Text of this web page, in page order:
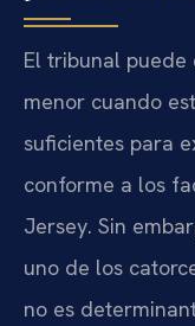
El tribunal
menor cuando
suficientes para
conforme a los
Jersey. Sin
uno de los
no es